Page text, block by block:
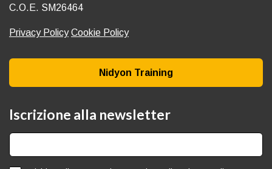
C.O.E. SM26464
Privacy Policy Cookie Policy
Nidyon Training
Iscrizione alla newsletter